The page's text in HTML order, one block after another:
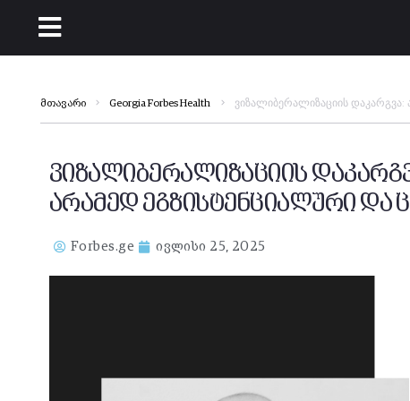
მთავარი Georgia Forbes Health ვიზალიბერალიზაციის
ვიზალიბერალიზაციის
არამედ ეგზისტენციალური და
Forbes.ge ივლისი 25, 2025